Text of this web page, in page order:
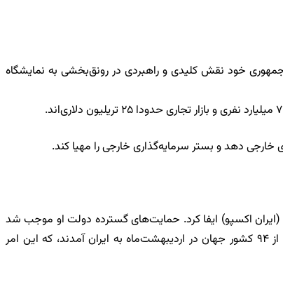
رئیسی در دورات ریاست جمهوری خود نقش کلیدی و راهبردی در رونق‌بخشی به نمایشگاه
خارجی دهد و بستر سرمایه‌گذاری خارجی را مهیا کند.
(ایران اکسپو) ایفا کرد. حمایت‌های گسترده دولت او موجب شد
این رویداد به یکی از موفق‌ترین پروژه‌های همکاری دولت و بخش خصوصی تبدیل شود. در نتیجه جدیت دولت سیزدهم، بیش از ۲۴۰۰ تاجر و بازرگان از ۹۴ کشور جهان در اردیبهشت‌ماه به ایران آمدند، که این امر